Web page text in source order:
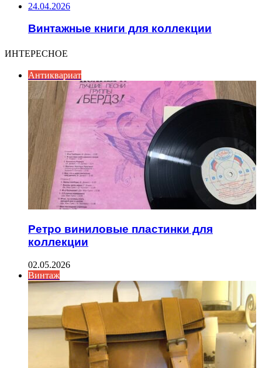
24.04.2026
Винтажные книги для коллекции
ИНТЕРЕСНОЕ
Антиквариат
Ретро виниловые пластинки для
коллекции
02.05.2026
Винтаж